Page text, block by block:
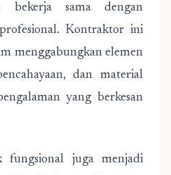
bekerja sama dengan
Kontraktor ini
menggabungkan elemen
dan material
yang berkesan
fungsional juga menjadi